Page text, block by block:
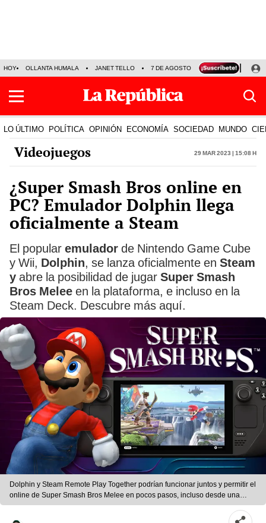
HOY OLLANTA HUMALA JANET TELLO 7 DE AGOSTO TINKA RESULTADOS
LO ÚLTIMO POLÍTICA OPINIÓN ECONOMÍA SOCIEDAD MUNDO
Videojuegos 29 Mar 2023 | 15:08 h
¿Super Smash Bros online en
PC? Emulador Dolphin llega
oficialmente a Steam
El popular emulador de Nintendo Game Cube
y Wii, Dolphin, se lanza oficialmente en Steam
y abre la posibilidad de jugar Super Smash
Bros Melee en la plataforma, e incluso en la
Steam Deck. Descubre más aquí.
Dolphin y Steam Remote Play Together podrían funcionar juntos y permitir el
online de Super Smash Bros Melee en pocos pasos, incluso desde una
Steam Deck. Foto: Composición LR/Nintendo